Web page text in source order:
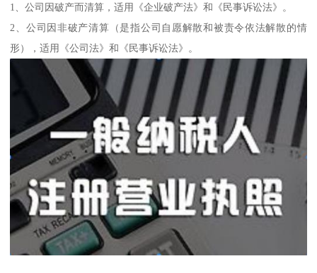
1、公司因破产而清算，适用《企业破产法》和《民事诉讼法》。
2、公司因非破产清算（是指公司自愿解散和被责令依法解散的情
形），适用《公司法》和《民事诉讼法》。